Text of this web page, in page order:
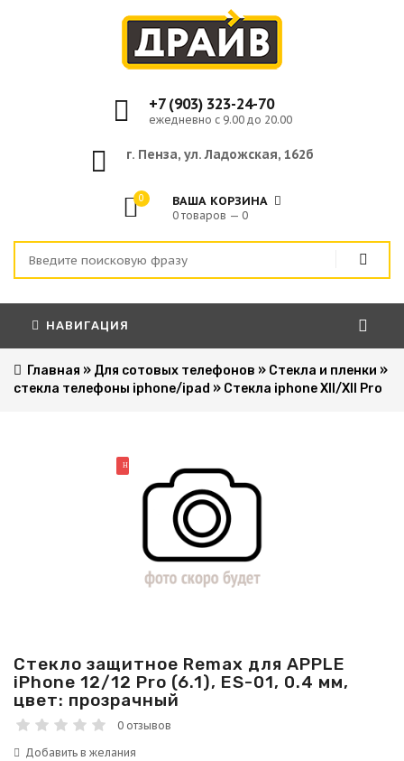
+7 (903) 323-24-70
ежедневно с 9.00 до 20.00
г. Пенза, ул. Ладожская, 162б
0 ВАША КОРЗИНА
0 товаров — 0
НАВИГАЦИЯ
Главная » Для сотовых телефонов » Стекла и пленки »
стекла телефоны iphone/ipad » Стекла iphone XII/XII Pro
НОВИНКА
Стекло защитное Remax для APPLE
iPhone 12/12 Pro (6.1), ES-01, 0.4 мм,
цвет: прозрачный
0 отзывов